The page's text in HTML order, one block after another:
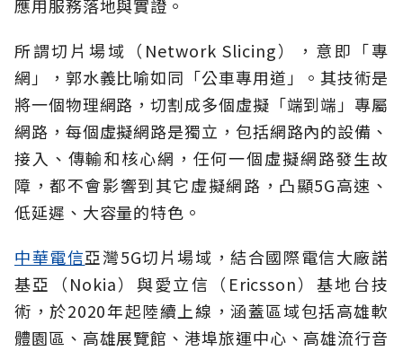
應用服務落地與實證。
所謂切片場域（Network Slicing），意即「專
網」，郭水義比喻如同「公車專用道」。其技術是
將一個物理網路，切割成多個虛擬「端到端」專屬
網路，每個虛擬網路是獨立，包括網路內的設備、
接入、傳輸和核心網，任何一個虛擬網路發生故
障，都不會影響到其它虛擬網路，凸顯5G高速、
低延遲、大容量的特色。
中華電信亞灣5G切片場域，結合國際電信大廠諾
基亞（Nokia）與愛立信（Ericsson）基地台技
術，於2020年起陸續上線，涵蓋區域包括高雄軟
體園區、高雄展覽館、港埠旅運中心、高雄流行音